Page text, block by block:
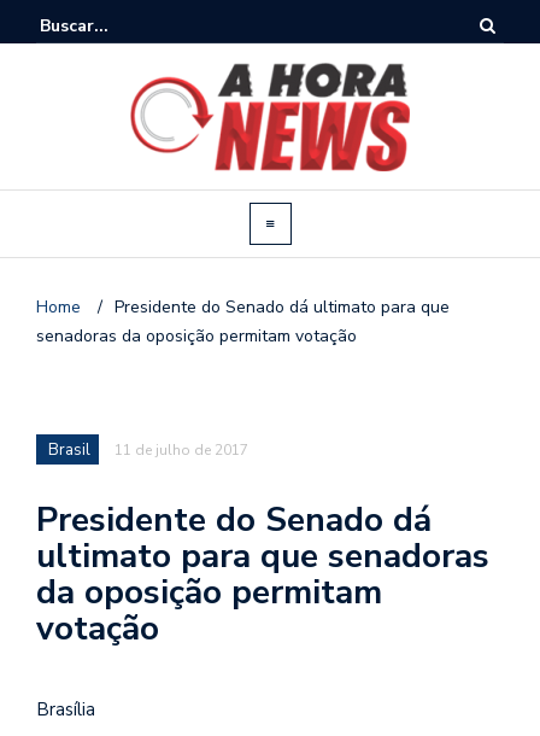
Home / Presidente do Senado dá ultimato para que
senadoras da oposição permitam votação
Brasil 11 de julho de 2017
Presidente do Senado dá
ultimato para que senadoras
da oposição permitam
votação
Brasília